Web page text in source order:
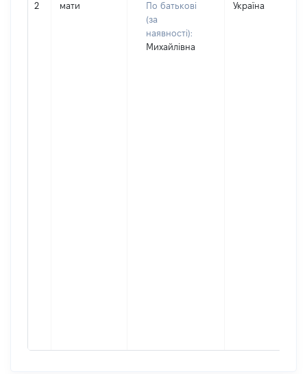
2 мати
По батькові
(за
наявності):
Михайлівна
Україна